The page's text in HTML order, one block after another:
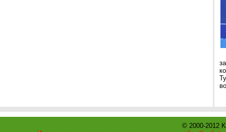
© 2000-2012